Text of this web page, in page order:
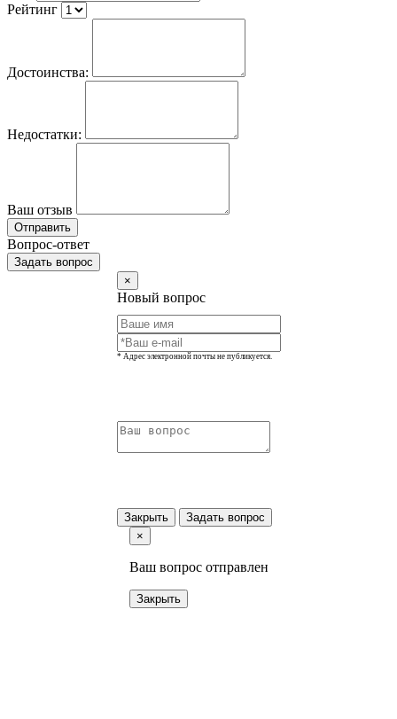
Рейтинг
Достоинства:
Недостатки:
Ваш отзыв
Отправить
Вопрос-ответ
Задать вопрос
×
Новый вопрос
* Адрес электронной почты не публикуется.
Закрыть
Задать вопрос
×
Ваш вопрос отправлен
Закрыть